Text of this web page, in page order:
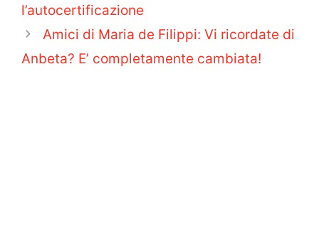
l’autocertificazione
Amici di Maria de Filippi: Vi ricordate di
Anbeta? E’ completamente cambiata!